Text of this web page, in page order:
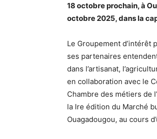
18 octobre prochain, à
octobre 2025, dans la
Le Groupement d’intérêt
ses partenaires
dans l’artisanat,
en collaboration avec le
Chambre des métiers de
la Ire édition du Marché
Ouagadougou, au cours